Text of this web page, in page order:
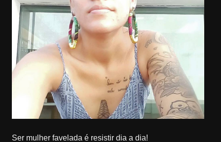
Ser mulher favelada é resistir dia a dia!